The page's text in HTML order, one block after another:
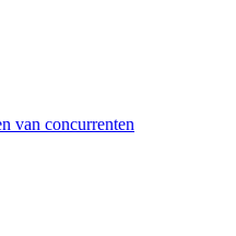
van concurrenten